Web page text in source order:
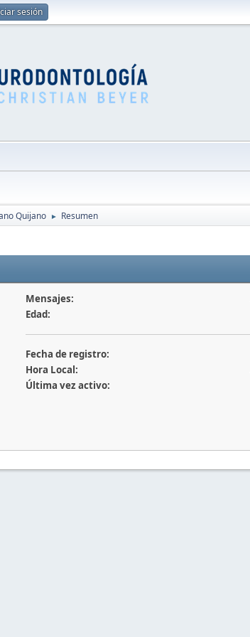
sesión
Quijano ► Resumen
Mensajes:
Edad:
Fecha de registro:
Hora Local:
Última vez activo: